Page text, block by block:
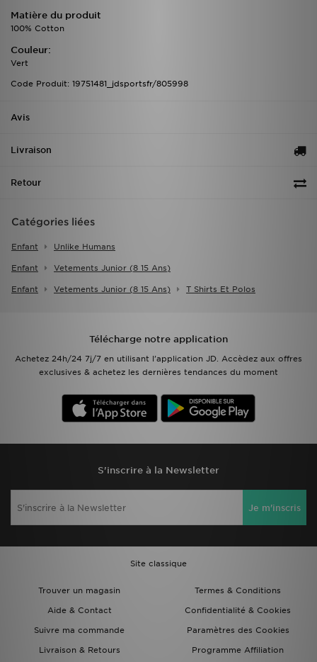
Matière du produit
100% Cotton
Couleur:
Vert
Code Produit: 19751481_jdsportsfr/805998
Avis
Livraison
Retour
Catégories liées
Enfant Unlike Humans
Enfant Vetements Junior (8 15 Ans)
Enfant Vetements Junior (8 15 Ans) T Shirts Et Polos
Télécharge notre application
Achetez 24h/24 7j/7 en utilisant l'application JD. Accèdez aux offres
exclusives & achetez les dernières tendances du moment
S'inscrire à la Newsletter
Je m'inscris
Site classique
Trouver un magasin
Termes & Conditions
Aide & Contact
Confidentialité & Cookies
Suivre ma commande
Paramètres des Cookies
Livraison & Retours
Programme Affiliation